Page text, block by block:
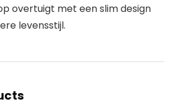
overtuigt met een slim design
levensstijl.